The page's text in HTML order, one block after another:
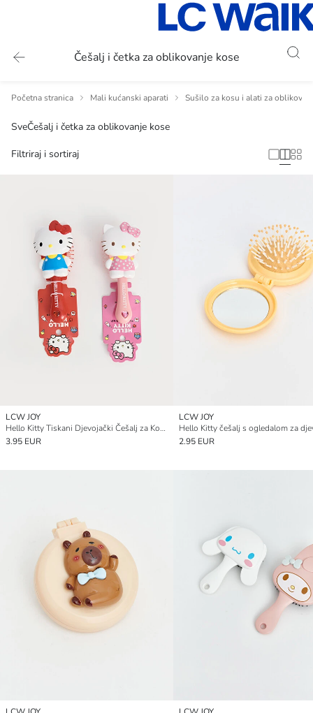
Češalj i četka za oblikovanje kose
Početna stranica Mali kućanski aparati Sušilo za kosu i alati za
SveČešalj i četka za oblikovanje kose
Filtriraj i sortiraj
LCW JOY
Hello Kitty Tiskani Djevojački Češalj za Kosu
3.95 EUR
LCW JOY
2.95 EUR